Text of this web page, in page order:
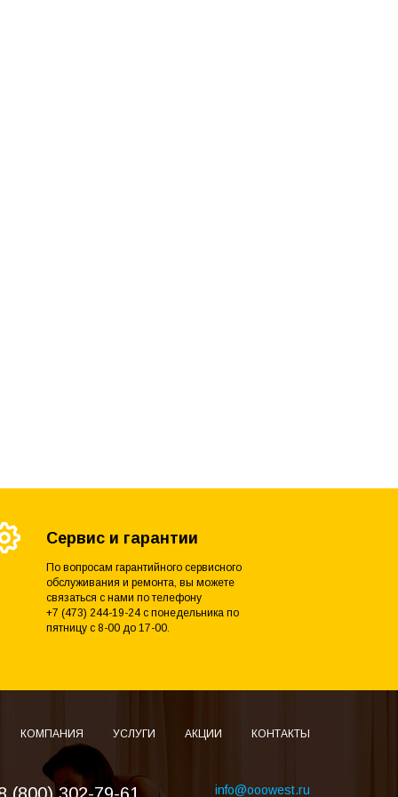
Сервис и гарантии
По вопросам гарантийного сервисного
обслуживания и ремонта, вы можете
связаться с нами по телефону
+7 (473) 244-19-24 с понедельника по
пятницу с 8-00 до 17-00.
КОМПАНИЯ УСЛУГИ АКЦИИ КОНТАКТЫ
info@ooowest.ru